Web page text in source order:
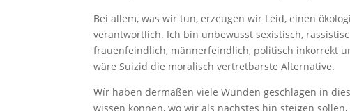
Bei allem, was wir tun, erzeugen wir Leid, einen
verantwortlich. Ich bin unbewusst sexistisch,
frauenfeindlich, männerfeindlich, politisch inkorrekt
wäre Suizid die moralisch vertretbarste Alternative.
Wír haben dermaßen viele Wunden geschlagen in
wissen können, wo wir als nächstes hin steigen